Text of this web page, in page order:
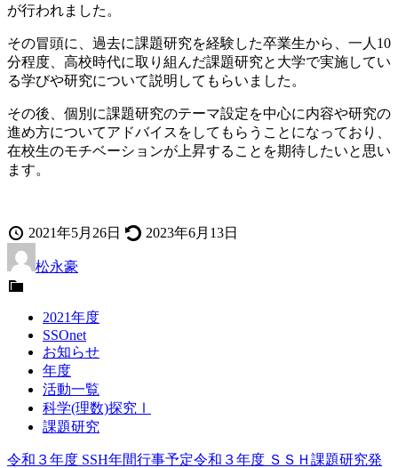
が行われました。
その冒頭に、過去に課題研究を経験した卒業生から、一人10
分程度、高校時代に取り組んだ課題研究と大学で実施してい
る学びや研究について説明してもらいました。
その後、個別に課題研究のテーマ設定を中心に内容や研究の
進め方についてアドバイスをしてもらうことになっており、
在校生のモチベーションが上昇することを期待したいと思い
ます。
投
稿
日
2021年5月26日
最
2023年6月13日
稿
松永豪
ゴ
リ
ー
2021年度
SSOnet
お知らせ
年度
活動一覧
科学(理数)探究Ⅰ
課題研究
令和３年度 SSH年間行事予定令和３年度 ＳＳＨ課題研究発